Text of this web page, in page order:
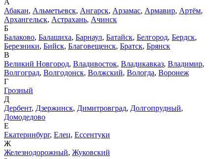
А
Абакан, Альметьевск, Ангарск, Арзамас, Армавир, Артём,
Архангельск, Астрахань, Ачинск
Б
Балаково, Балашиха, Барнаул, Батайск, Белгород, Бердск,
Березники, Бийск, Благовещенск, Братск, Брянск
В
Великий Новгород, Владивосток, Владикавказ, Владимир,
Волгоград, Волгодонск, Волжский, Вологда, Воронеж
Г
Грозный
Д
Дербент, Дзержинск, Димитровград, Долгопрудный,
Домодедово
Е
Екатеринбург, Елец, Ессентуки
Ж
Железнодорожный, Жуковский